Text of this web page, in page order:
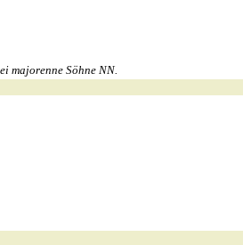
majorenne Söhne NN.